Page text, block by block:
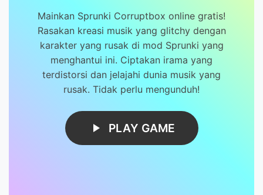
Mainkan Sprunki Corruptbox online gratis!
Rasakan kreasi musik yang glitchy dengan
karakter yang rusak di mod Sprunki yang
menghantui ini. Ciptakan irama yang
terdistorsi dan jelajahi dunia musik yang
rusak. Tidak perlu mengunduh!
PLAY GAME